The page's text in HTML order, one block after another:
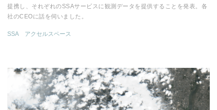
提携し、それぞれのSSAサービスに観測データを提供することを発表。各
社のCEOに話を伺いました。
SSA アクセルスペース